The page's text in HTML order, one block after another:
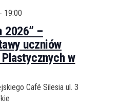
- 19:00
2026” –
uczniów
w
Café Silesia ul. 3